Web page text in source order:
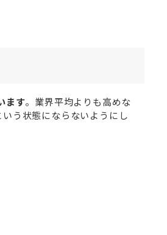
ます。業界平均よりも高めな
う状態にならないようにし